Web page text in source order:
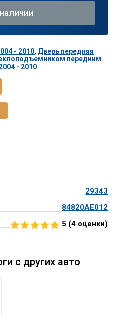
29343
84820AE012
5 (4 оценки)
- 2010, Дверь передняя
передним
- 2010
с других авто